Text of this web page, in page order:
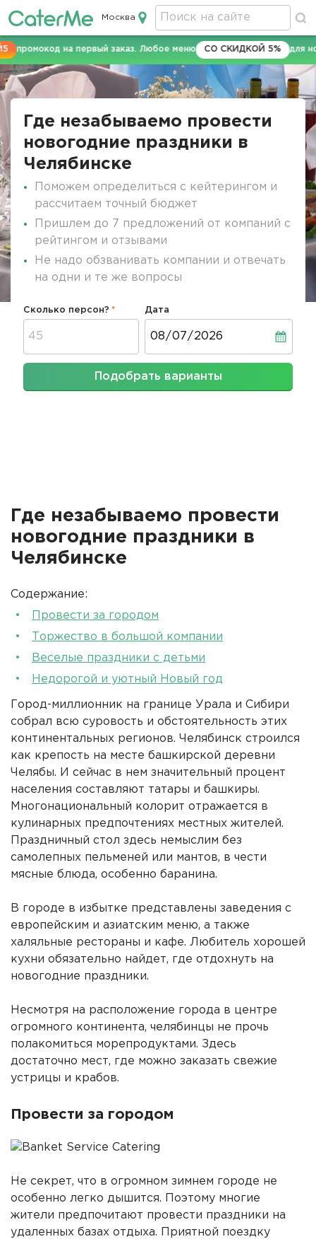
Кейтеринг в Москве
Москва
на первый заказ. Любое меню СО СКИДКОЙ 5% для новых
Строка
Где незабываемо провести
новогодние праздники в
Челябинске
Поможем определиться с кейтерингом и
рассчитаем точный бюджет
Пришлем до 7 предложений от компаний с
рейтингом и отзывами
Не надо обзванивать компании и отвечать
на одни и те же вопросы
Сколько персон? Дата
Подобрать варианты
Где незабываемо провести
новогодние праздники в
Челябинске
Содержание:
Провести за городом
Торжество в большой компании
Веселые праздники с детьми
Недорогой и уютный Новый год
Город-миллионник на границе Урала и Сибири
собрал всю суровость и обстоятельность этих
континентальных регионов. Челябинск строился
как крепость на месте башкирской деревни
Челябы. И сейчас в нем значительный процент
населения составляют татары и башкиры.
Многонациональный колорит отражается в
кулинарных предпочтениях местных жителей.
Праздничный стол здесь немыслим без
самолепных пельменей или мантов, в чести
мясные блюда, особенно баранина.
В городе в избытке представлены заведения с
европейским и азиатским меню, а также
халяльные рестораны и кафе. Любитель хорошей
кухни обязательно найдет, где отдохнуть на
новогодние праздники.
Несмотря на расположение города в центре
огромного континента, челябинцы не прочь
полакомиться морепродуктами. Здесь
достаточно мест, где можно заказать свежие
устрицы и крабов.
Провести за городом
Не секрет, что в огромном зимнем городе не
особенно легко дышится. Поэтому многие
жители предпочитают провести праздники на
удаленных базах отдыха. Приятной поездку